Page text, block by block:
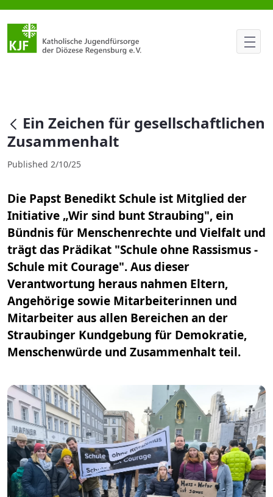
Ein Zeichen für
null
Ein Zeichen für gesellschaftlichen
Zusammenhalt
Published 2/10/25
Die Papst Benedikt Schule ist Mitglied der
Initiative „Wir sind bunt Straubing", ein
Bündnis für Menschenrechte und Vielfalt und
trägt das Prädikat "Schule ohne Rassismus -
Schule mit Courage". Aus dieser
Verantwortung heraus nahmen Eltern,
Angehörige sowie Mitarbeiterinnen und
Mitarbeiter aus allen Bereichen an der
Straubinger Kundgebung für Demokratie,
Menschenwürde und Zusammenhalt teil.